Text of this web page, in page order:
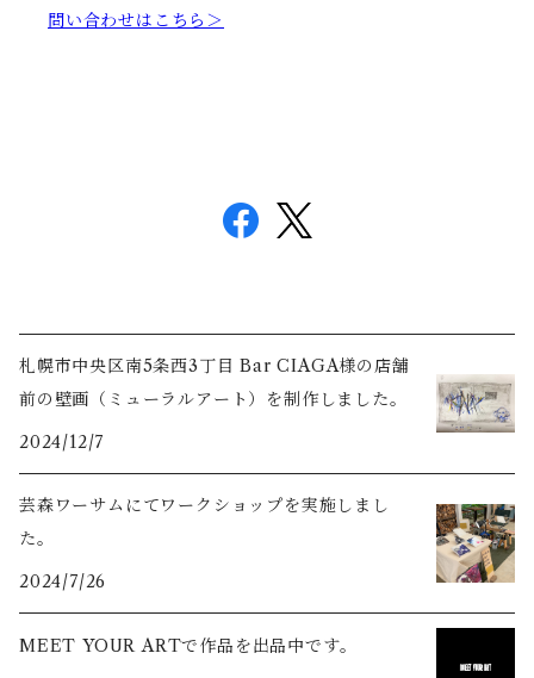
問い合わせはこちら＞
札幌市中央区南5条西3丁目 Bar CIAGA様の店舗
前の壁画（ミューラルアート）を制作しました。
2024/12/7
芸森ワーサムにてワークショップを実施しまし
た。
2024/7/26
MEET YOUR ARTで作品を出品中です。